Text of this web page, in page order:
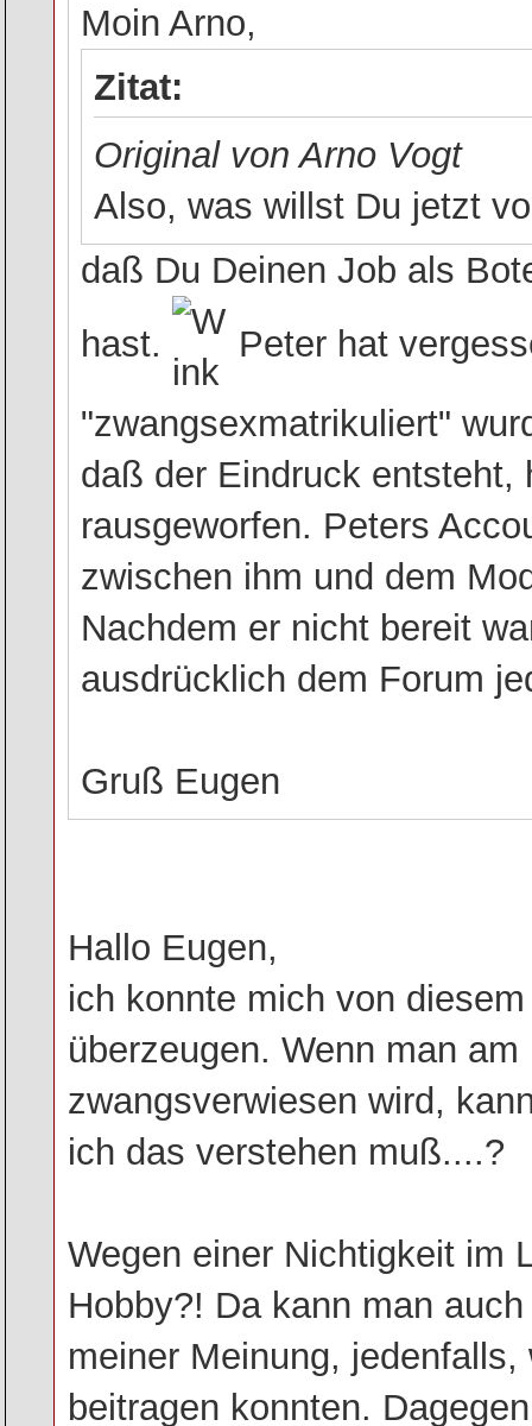
Moin Arno,
Zitat:
Original von Arno Vogt
Also, was willst Du jetzt
daß Du Deinen Job als
hast.
Peter hat
"zwangsexmatrikuliert"
daß der Eindruck entsteht,
rausgeworfen. Peters
zwischen ihm und dem
Nachdem er nicht bereit
ausdrücklich dem Forum
Gruß Eugen
Hallo Eugen,
ich konnte mich von
überzeugen. Wenn man
zwangsverwiesen wird,
ich das verstehen muß....?
Wegen einer Nichtigkeit im
Hobby?! Da kann man
meiner Meinung,
beitragen konnten.